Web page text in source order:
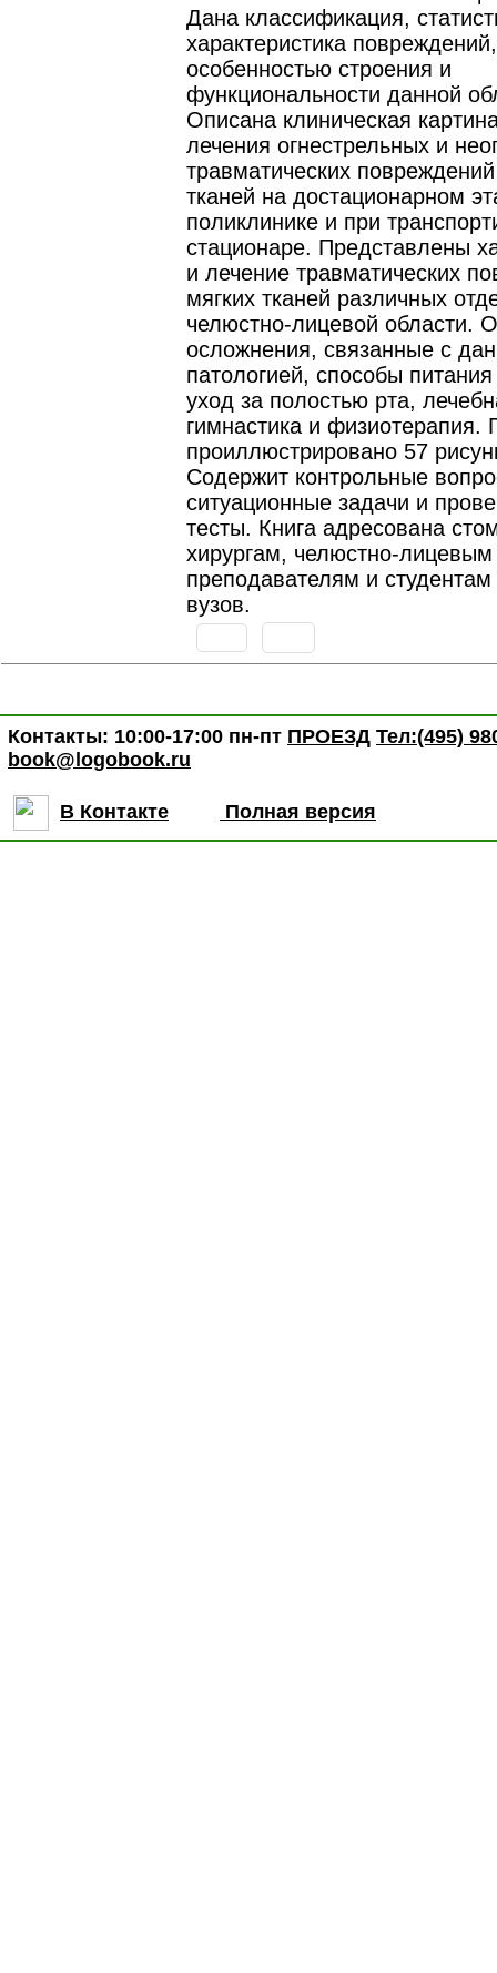
Дана классификация,
характеристика
особенностью строения и
функциональности данной
Описана клиническая
лечения огнестрельных и
травматических
тканей на достационарном
поликлинике и при
стационаре. Представлены
и лечение травматических
мягких тканей различных
челюстно-лицевой области.
осложнения, связанные с
патологией, способы
уход за полостью рта,
гимнастика и физиотерапия.
проиллюстрировано 57
Содержит контрольные
ситуационные задачи и
тесты. Книга адресована
хирургам, челюстно-лицевым
преподавателям и
вузов.
Контакты: 10:00-17:00 пн-пт ПРОЕЗД Тел:(495)
book@logobook.ru
В Контакте Полная версия